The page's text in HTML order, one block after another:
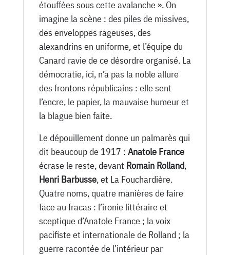
étouffées sous cette avalanche ». On
imagine la scène : des piles de missives,
des enveloppes rageuses, des
alexandrins en uniforme, et l’équipe du
Canard ravie de ce désordre organisé. La
démocratie, ici, n’a pas la noble allure
des frontons républicains : elle sent
l’encre, le papier, la mauvaise humeur et
la blague bien faite.
Le dépouillement donne un palmarès qui
dit beaucoup de 1917 : Anatole France
écrase le reste, devant Romain Rolland,
Henri Barbusse, et La Fouchardière.
Quatre noms, quatre manières de faire
face au fracas : l’ironie littéraire et
sceptique d’Anatole France ; la voix
pacifiste et internationale de Rolland ; la
guerre racontée de l’intérieur par